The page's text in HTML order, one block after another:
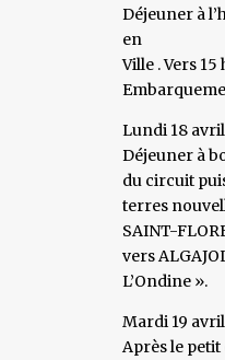
Déjeuner à
en
Ville . Vers
Lundi 18
Déjeuner à
du circuit
terres
SAINT-
vers
L’Ondine ».
Mardi 19
Après le